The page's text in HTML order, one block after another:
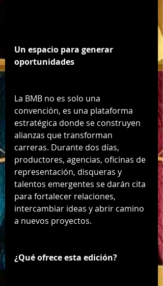
Un espacio para generar
oportunidades
La BMB no es solo una
convención, es una plataforma
estratégica donde se construyen
alianzas que transforman
carreras. Durante dos días,
productores, agencias, oficinas de
representación, disqueras y
talentos emergentes se darán cita
para fortalecer relaciones,
intercambiar ideas y abrir camino
a nuevos proyectos.
¿Qué ofrece esta edición?